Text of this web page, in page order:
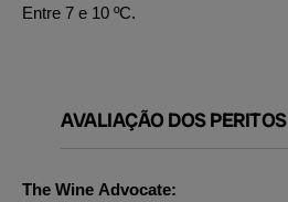
Entre 7 e 10 ºC.
AVALIAÇÃO DOS PERITOS
The Wine Advocate: